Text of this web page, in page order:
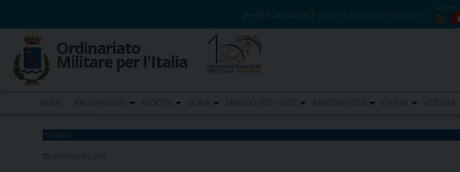
content
giovedì 06 agosto 2026 Festa della Trasfigurazione del Signore
RSS
Ordinariato
Militare per l'Italia
HOME ARCIVESCOVO DIOCESI CURIA SINODO 2021-2023 ASSOCIAZIONI CHIESE ATTIVITÀ
CALABRIA
25 NOVEMBRE 2022